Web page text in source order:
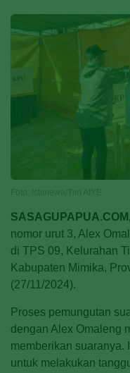
nomor urut 3, Alex
di TPS 09, Kelurahan
Kabupaten Mimika,
(27/11/2024).
Proses pemungutan
dengan Alex Omaleng
memberikan suaranya.
untuk melakukan